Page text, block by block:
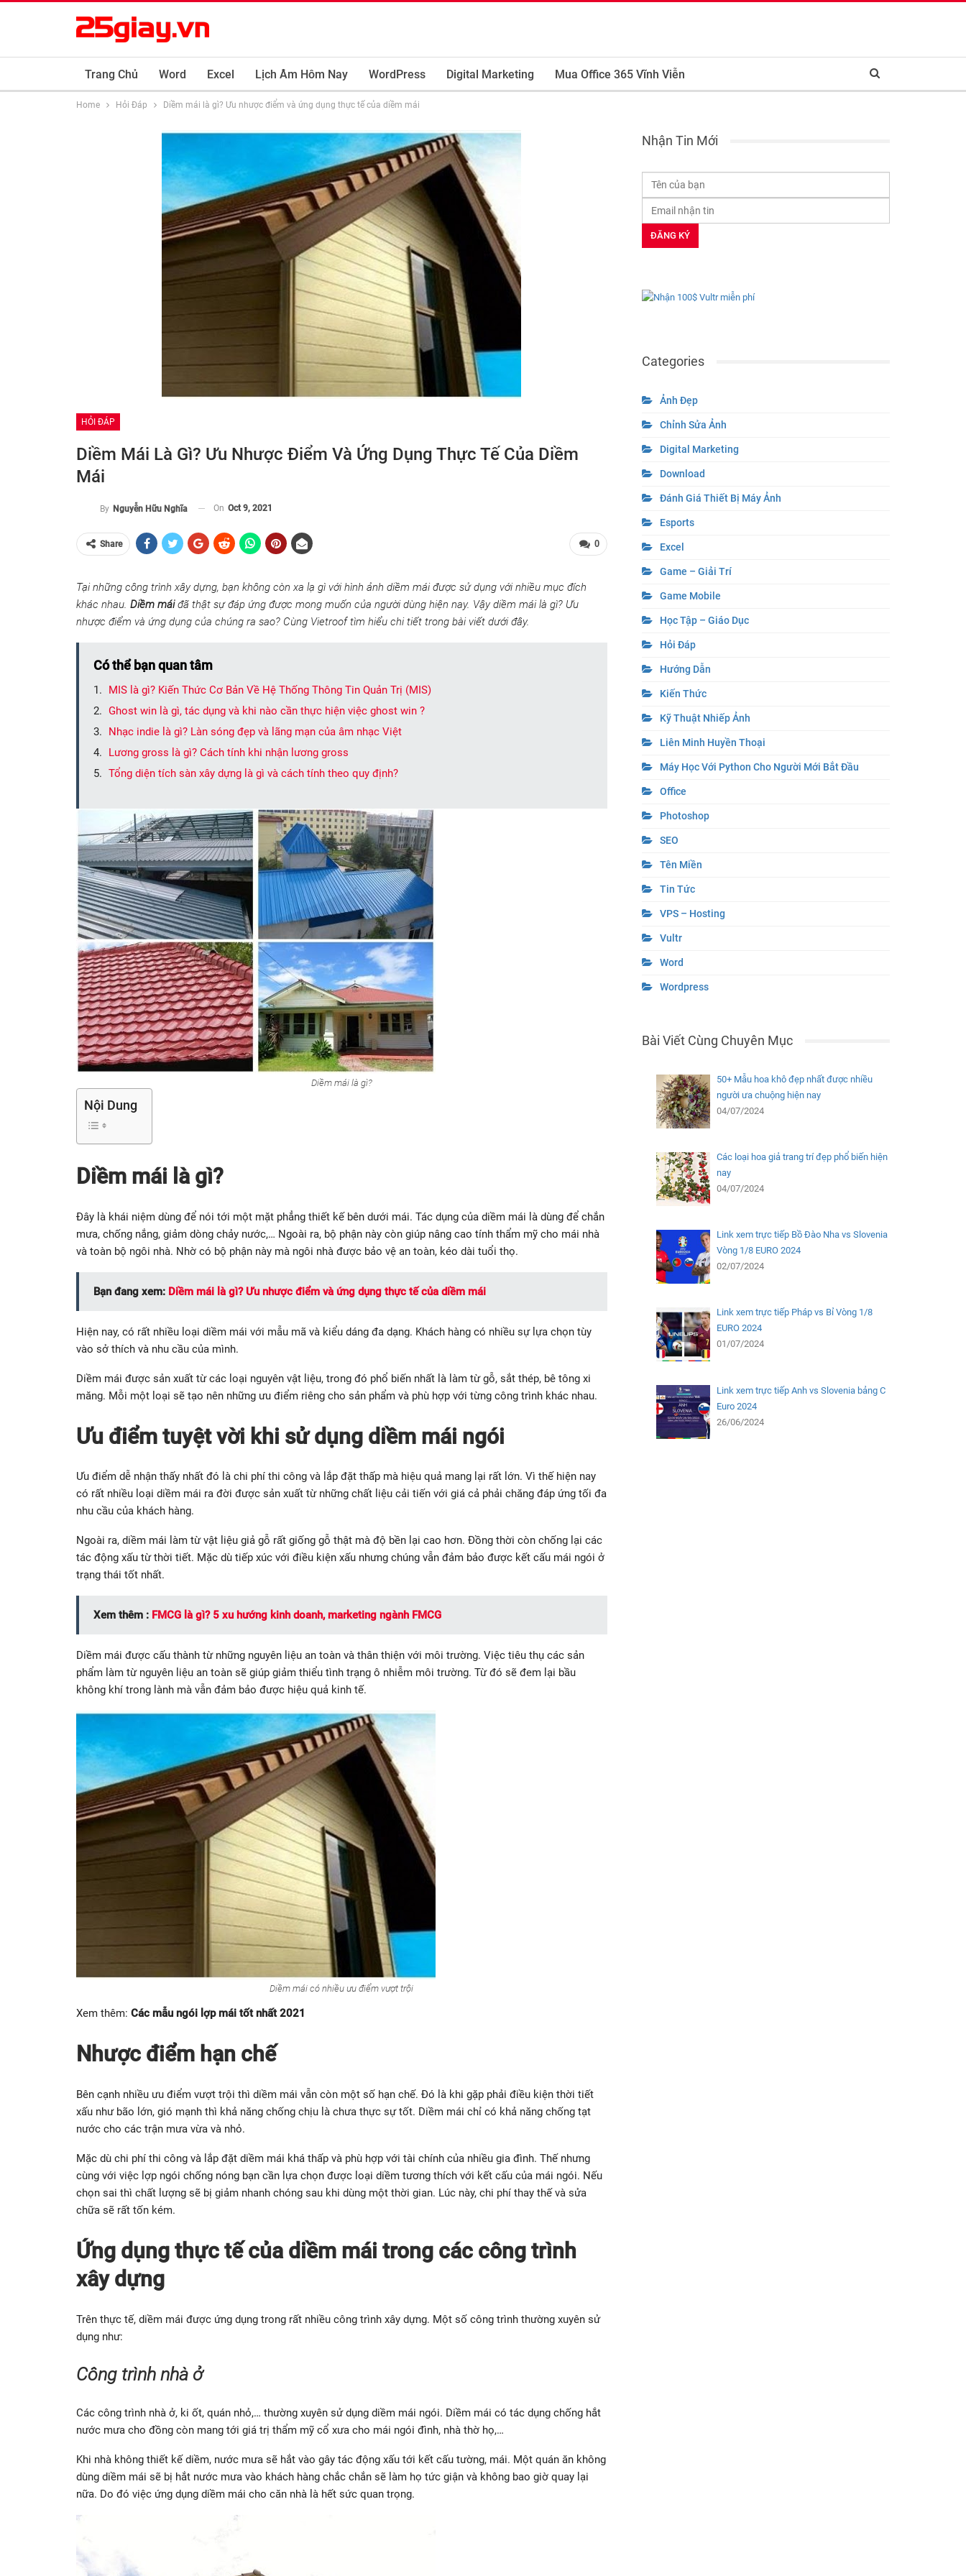
Trang Chủ Word Excel Lịch Âm Hôm Nay WordPress Digital Marketing Mua Office 365 Vĩnh Viễn
Home Hỏi Đáp Diềm mái là gì? Ưu nhược điểm và ứng dụng thực tế của diềm mái
HỎI ĐÁP
Diềm Mái Là Gì? Ưu Nhược Điểm Và Ứng Dụng Thực Tế Của Diềm
Mái
By Nguyễn Hữu Nghĩa On Oct 9, 2021
0
Share
Tại những công trình xây dựng, bạn không còn xa lạ gì với hình ảnh diềm mái được sử dụng với nhiều mục đích
khác nhau. Diềm máiđã thật sự đáp ứng được mong muốn của người dùng hiện nay. Vậy diềm mái là gì? Ưu
nhược điểm và ứng dụng của chúng ra sao? Cùng Vietroof tìm hiểu chi tiết trong bài viết dưới đây.
Có thể bạn quan tâm
MIS là gì? Kiến Thức Cơ Bản Về Hệ Thống Thông Tin Quản Trị (MIS)
Ghost win là gì, tác dụng và khi nào cần thực hiện việc ghost win ?
Nhạc indie là gì? Làn sóng đẹp và lãng mạn của âm nhạc Việt
Lương gross là gì? Cách tính khi nhận lương gross
Tổng diện tích sàn xây dựng là gì và cách tính theo quy định?
Diềm mái là gì?
Nội Dung
Diềm mái là gì?
Đây là khái niệm dùng để nói tới một mặt phẳng thiết kế bên dưới mái. Tác dụng của diềm mái là dùng để chắn
mưa, chống nắng, giảm dòng chảy nước,… Ngoài ra, bộ phận này còn giúp nâng cao tính thẩm mỹ cho mái nhà
và toàn bộ ngôi nhà. Nhờ có bộ phận này mà ngôi nhà được bảo vệ an toàn, kéo dài tuổi thọ.
Bạn đang xem: Diềm mái là gì? Ưu nhược điểm và ứng dụng thực tế của diềm mái
Hiện nay, có rất nhiều loại diềm mái với mẫu mã và kiểu dáng đa dạng. Khách hàng có nhiều sự lựa chọn tùy
vào sở thích và nhu cầu của mình.
Diềm mái được sản xuất từ các loại nguyên vật liệu, trong đó phổ biến nhất là làm từ gỗ, sắt thép, bê tông xi
măng. Mỗi một loại sẽ tạo nên những ưu điểm riêng cho sản phẩm và phù hợp với từng công trình khác nhau.
Ưu điểm tuyệt vời khi sử dụng diềm mái ngói
Ưu điểm dễ nhận thấy nhất đó là chi phí thi công và lắp đặt thấp mà hiệu quả mang lại rất lớn. Vì thế hiện nay
có rất nhiều loại diềm mái ra đời được sản xuất từ những chất liệu cải tiến với giá cả phải chăng đáp ứng tối đa
nhu cầu của khách hàng.
Ngoài ra, diềm mái làm từ vật liệu giả gỗ rất giống gỗ thật mà độ bền lại cao hơn. Đồng thời còn chống lại các
tác động xấu từ thời tiết. Mặc dù tiếp xúc với điều kiện xấu nhưng chúng vẫn đảm bảo được kết cấu mái ngói ở
trạng thái tốt nhất.
Xem thêm : FMCG là gì? 5 xu hướng kinh doanh, marketing ngành FMCG
Diềm mái được cấu thành từ những nguyên liệu an toàn và thân thiện với môi trường. Việc tiêu thụ các sản
phẩm làm từ nguyên liệu an toàn sẽ giúp giảm thiểu tình trạng ô nhiễm môi trường. Từ đó sẽ đem lại bầu
không khí trong lành mà vẫn đảm bảo được hiệu quả kinh tế.
Diềm mái có nhiều ưu điểm vượt trội
Xem thêm: Các mẫu ngói lợp mái tốt nhất 2021
Nhược điểm hạn chế
Bên cạnh nhiều ưu điểm vượt trội thì diềm mái vẫn còn một số hạn chế. Đó là khi gặp phải điều kiện thời tiết
xấu như bão lớn, gió mạnh thì khả năng chống chịu là chưa thực sự tốt. Diềm mái chỉ có khả năng chống tạt
nước cho các trận mưa vừa và nhỏ.
Mặc dù chi phí thi công và lắp đặt diềm mái khá thấp và phù hợp với tài chính của nhiều gia đình. Thế nhưng
cùng với việc lợp ngói chống nóng bạn cần lựa chọn được loại diềm tương thích với kết cấu của mái ngói. Nếu
chọn sai thì chất lượng sẽ bị giảm nhanh chóng sau khi dùng một thời gian. Lúc này, chi phí thay thế và sửa
chữa sẽ rất tốn kém.
Ứng dụng thực tế của diềm mái trong các công trình
xây dựng
Trên thực tế, diềm mái được ứng dụng trong rất nhiều công trình xây dựng. Một số công trình thường xuyên sử
dụng như:
Công trình nhà ở
Các công trình nhà ở, ki ốt, quán nhỏ,… thường xuyên sử dụng diềm mái ngói. Diềm mái có tác dụng chống hắt
nước mưa cho đồng còn mang tới giá trị thẩm mỹ cổ xưa cho mái ngói đình, nhà thờ họ,…
Khi nhà không thiết kế diềm, nước mưa sẽ hắt vào gây tác động xấu tới kết cấu tường, mái. Một quán ăn không
dùng diềm mái sẽ bị hắt nước mưa vào khách hàng chắc chắn sẽ làm họ tức giận và không bao giờ quay lại
nữa. Do đó việc ứng dụng diềm mái cho căn nhà là hết sức quan trọng.
Nhận Tin Mới
Categories
Ảnh Đẹp
Chỉnh Sửa Ảnh
Digital Marketing
Download
Đánh Giá Thiết Bị Máy Ảnh
Esports
Excel
Game – Giải Trí
Game Mobile
Học Tập – Giáo Dục
Hỏi Đáp
Hướng Dẫn
Kiến Thức
Kỹ Thuật Nhiếp Ảnh
Liên Minh Huyền Thoại
Máy Học Với Python Cho Người Mới Bắt Đầu
Office
Photoshop
SEO
Tên Miền
Tin Tức
VPS – Hosting
Vultr
Word
Wordpress
Bài Viết Cùng Chuyên Mục
50+ Mẫu hoa khô đẹp nhất được nhiều
người ưa chuộng hiện nay
04/07/2024
Các loại hoa giả trang trí đẹp phổ biến hiện
nay
04/07/2024
Link xem trực tiếp Bồ Đào Nha vs Slovenia
Vòng 1/8 EURO 2024
02/07/2024
Link xem trực tiếp Pháp vs Bỉ Vòng 1/8
EURO 2024
01/07/2024
Link xem trực tiếp Anh vs Slovenia bảng C
Euro 2024
26/06/2024